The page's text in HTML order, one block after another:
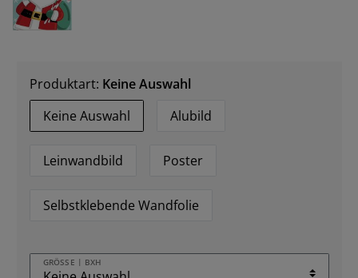
Produktart: Keine Auswahl
Keine Auswahl
Alubild
Leinwandbild Poster
Selbstklebende Wandfolie
GRÖSSE | BXH